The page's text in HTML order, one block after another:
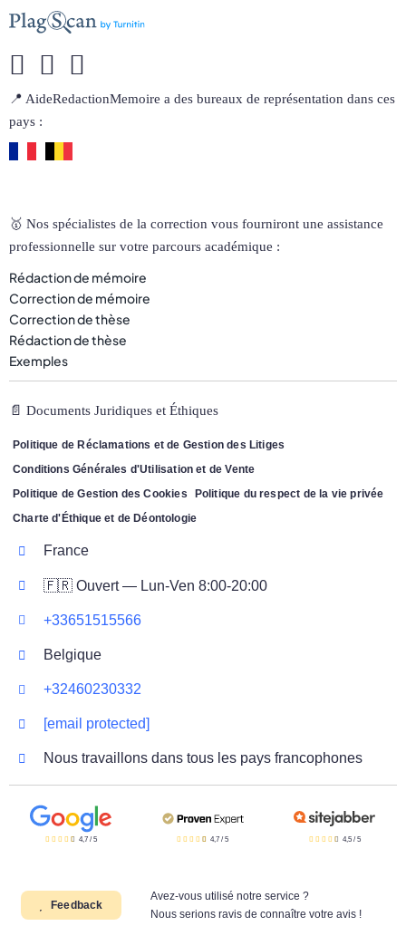
📍 AideRedactionMemoire a des bureaux de représentation dans ces
pays :
🥇 Nos spécialistes de la correction vous fourniront une assistance
professionnelle sur votre parcours académique :
Rédaction de mémoire
Correction de mémoire
Correction de thèse
Rédaction de thèse
Exemples
📄 Documents Juridiques et Éthiques
Politique de Réclamations et de Gestion des Litiges
Conditions Générales d'Utilisation et de Vente
Politique de Gestion des Cookies
Politique du respect de la vie privée
Charte d'Éthique et de Déontologie
France
🇫🇷 Ouvert — Lun-Ven 8:00-20:00
+33651515566
Belgique
+32460230332
[email protected]
Nous travaillons dans tous les pays francophones
4,7/ 5 4,7 /5 4,5/ 5
Feedback
Avez-vous utilisé notre service ?
Nous serions ravis de connaître votre avis !